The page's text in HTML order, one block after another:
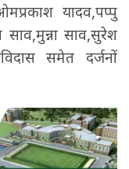
यादव,पप्पु
साव,सुरेश
समेत दर्जनों